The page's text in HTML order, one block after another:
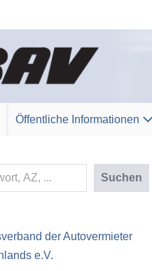
Öffentliche Informationen
Suchen
der Autovermieter
e.V.